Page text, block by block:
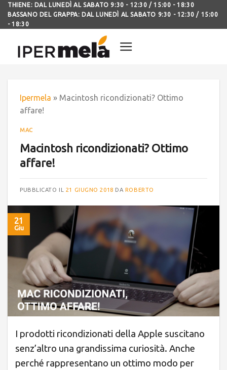
THIENE: DAL LUNEDÌ AL SABATO 9:30 - 12:30 / 15:00 - 18:30
BASSANO DEL GRAPPA: DAL LUNEDÌ AL SABATO 9:30 - 12:30 / 15:00
- 18:30
Ipermela » Macintosh ricondizionati? Ottimo
affare!
MAC
Macintosh ricondizionati? Ottimo
affare!
PUBBLICATO IL 21 GIUGNO 2018 DA ROBERTO
21
Giu
I prodotti ricondizionati della Apple suscitano
senz’altro una grandissima curiosità. Anche
perché rappresentano un ottimo modo per